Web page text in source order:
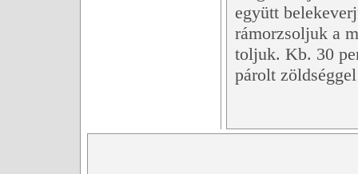
együtt
rámorzsoljuk a
toljuk. Kb. 30
párolt